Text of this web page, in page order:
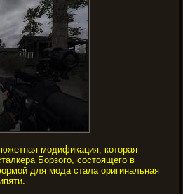
модификация, которая
Борзого, состоящего в
для мода стала оригинальная